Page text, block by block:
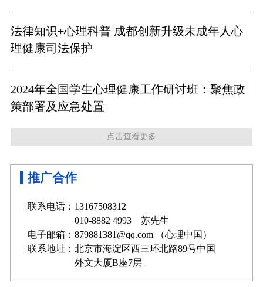
法律知识+心理科普 成都创新升级未成年人心
理健康司法保护
2024年全国学生心理健康工作研讨班：聚焦政
策部署及应急处置
点击查看更多
推广合作
联系电话：13167508312
010-8882 4993 苏先生
电子邮箱：879881381@qq.com （心理中国）
联系地址：北京市海淀区西三环北路89号中国
外文大厦B座7层